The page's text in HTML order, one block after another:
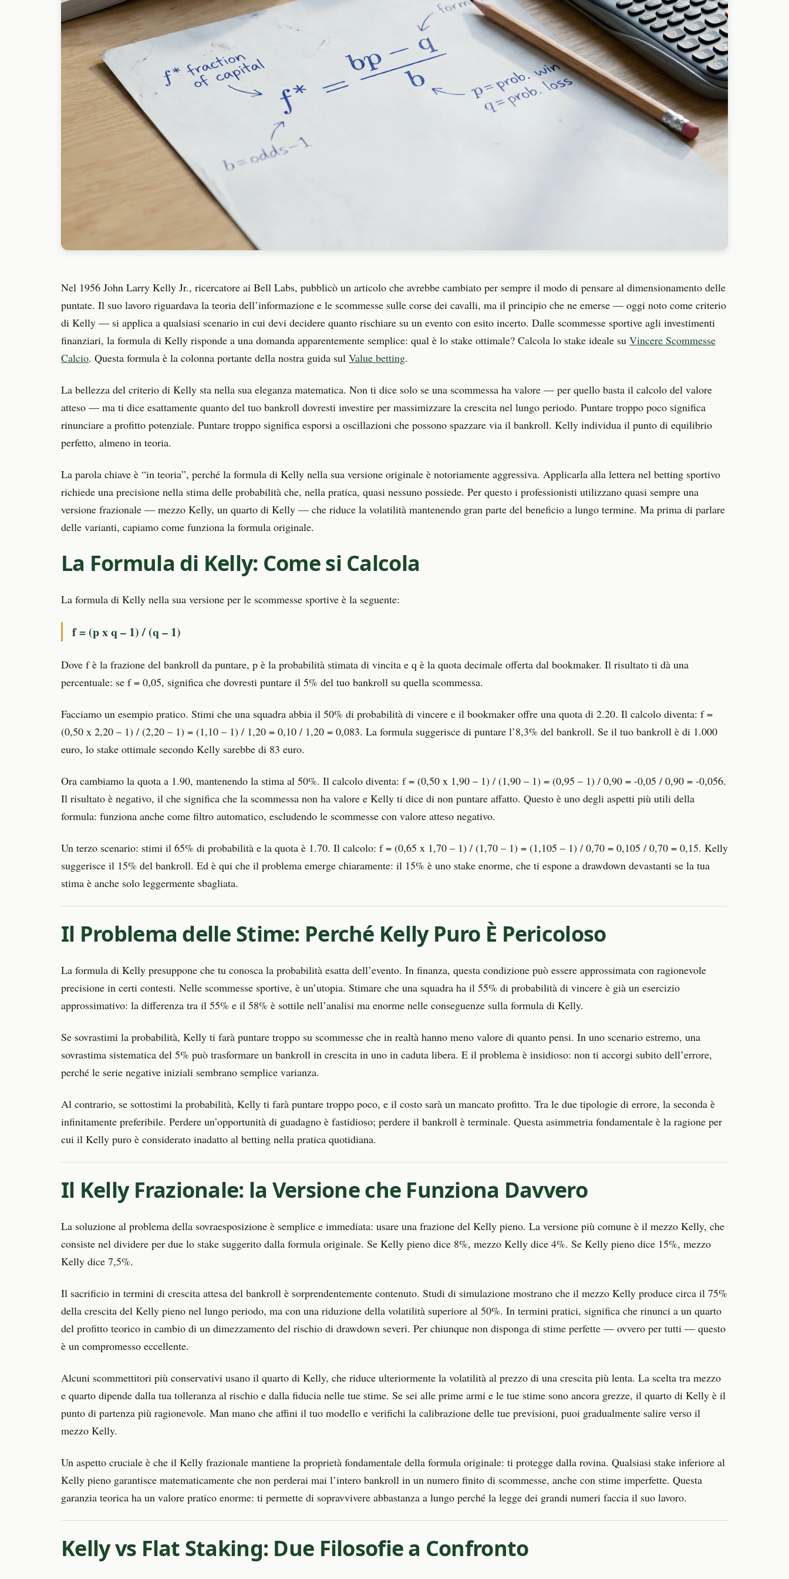
Nel 1956 John Larry Kelly Jr., ricercatore ai Bell Labs, pubblicò un articolo che avrebbe cambiato per sempre il modo di pensare al dimensionamento delle
puntate. Il suo lavoro riguardava la teoria dell’informazione e le scommesse sulle corse dei cavalli, ma il principio che ne emerse — oggi noto come criterio
di Kelly — si applica a qualsiasi scenario in cui devi decidere quanto rischiare su un evento con esito incerto. Dalle scommesse sportive agli investimenti
finanziari, la formula di Kelly risponde a una domanda apparentemente semplice: qual è lo stake ottimale? Calcola lo stake ideale su Vincere Scommesse
Calcio. Questa formula è la colonna portante della nostra guida sul Value betting.
La bellezza del criterio di Kelly sta nella sua eleganza matematica. Non ti dice solo se una scommessa ha valore — per quello basta il calcolo del valore
atteso — ma ti dice esattamente quanto del tuo bankroll dovresti investire per massimizzare la crescita nel lungo periodo. Puntare troppo poco significa
rinunciare a profitto potenziale. Puntare troppo significa esporsi a oscillazioni che possono spazzare via il bankroll. Kelly individua il punto di equilibrio
perfetto, almeno in teoria.
La parola chiave è “in teoria”, perché la formula di Kelly nella sua versione originale è notoriamente aggressiva. Applicarla alla lettera nel betting sportivo
richiede una precisione nella stima delle probabilità che, nella pratica, quasi nessuno possiede. Per questo i professionisti utilizzano quasi sempre una
versione frazionale — mezzo Kelly, un quarto di Kelly — che riduce la volatilità mantenendo gran parte del beneficio a lungo termine. Ma prima di parlare
delle varianti, capiamo come funziona la formula originale.
La Formula di Kelly: Come si Calcola
La formula di Kelly nella sua versione per le scommesse sportive è la seguente:
f = (p x q – 1) / (q – 1)
Dove f è la frazione del bankroll da puntare, p è la probabilità stimata di vincita e q è la quota decimale offerta dal bookmaker. Il risultato ti dà una
percentuale: se f = 0,05, significa che dovresti puntare il 5% del tuo bankroll su quella scommessa.
Facciamo un esempio pratico. Stimi che una squadra abbia il 50% di probabilità di vincere e il bookmaker offre una quota di 2.20. Il calcolo diventa: f =
(0,50 x 2,20 – 1) / (2,20 – 1) = (1,10 – 1) / 1,20 = 0,10 / 1,20 = 0,083. La formula suggerisce di puntare l’8,3% del bankroll. Se il tuo bankroll è di 1.000
euro, lo stake ottimale secondo Kelly sarebbe di 83 euro.
Ora cambiamo la quota a 1.90, mantenendo la stima al 50%. Il calcolo diventa: f = (0,50 x 1,90 – 1) / (1,90 – 1) = (0,95 – 1) / 0,90 = -0,05 / 0,90 = -0,056.
Il risultato è negativo, il che significa che la scommessa non ha valore e Kelly ti dice di non puntare affatto. Questo è uno degli aspetti più utili della
formula: funziona anche come filtro automatico, escludendo le scommesse con valore atteso negativo.
Un terzo scenario: stimi il 65% di probabilità e la quota è 1.70. Il calcolo: f = (0,65 x 1,70 – 1) / (1,70 – 1) = (1,105 – 1) / 0,70 = 0,105 / 0,70 = 0,15. Kelly
suggerisce il 15% del bankroll. Ed è qui che il problema emerge chiaramente: il 15% è uno stake enorme, che ti espone a drawdown devastanti se la tua
stima è anche solo leggermente sbagliata.
Il Problema delle Stime: Perché Kelly Puro È Pericoloso
La formula di Kelly presuppone che tu conosca la probabilità esatta dell’evento. In finanza, questa condizione può essere approssimata con ragionevole
precisione in certi contesti. Nelle scommesse sportive, è un’utopia. Stimare che una squadra ha il 55% di probabilità di vincere è già un esercizio
approssimativo: la differenza tra il 55% e il 58% è sottile nell’analisi ma enorme nelle conseguenze sulla formula di Kelly.
Se sovrastimi la probabilità, Kelly ti farà puntare troppo su scommesse che in realtà hanno meno valore di quanto pensi. In uno scenario estremo, una
sovrastima sistematica del 5% può trasformare un bankroll in crescita in uno in caduta libera. E il problema è insidioso: non ti accorgi subito dell’errore,
perché le serie negative iniziali sembrano semplice varianza.
Al contrario, se sottostimi la probabilità, Kelly ti farà puntare troppo poco, e il costo sarà un mancato profitto. Tra le due tipologie di errore, la seconda è
infinitamente preferibile. Perdere un’opportunità di guadagno è fastidioso; perdere il bankroll è terminale. Questa asimmetria fondamentale è la ragione per
cui il Kelly puro è considerato inadatto al betting nella pratica quotidiana.
Il Kelly Frazionale: la Versione che Funziona Davvero
La soluzione al problema della sovraesposizione è semplice e immediata: usare una frazione del Kelly pieno. La versione più comune è il mezzo Kelly, che
consiste nel dividere per due lo stake suggerito dalla formula originale. Se Kelly pieno dice 8%, mezzo Kelly dice 4%. Se Kelly pieno dice 15%, mezzo
Kelly dice 7,5%.
Il sacrificio in termini di crescita attesa del bankroll è sorprendentemente contenuto. Studi di simulazione mostrano che il mezzo Kelly produce circa il 75%
della crescita del Kelly pieno nel lungo periodo, ma con una riduzione della volatilità superiore al 50%. In termini pratici, significa che rinunci a un quarto
del profitto teorico in cambio di un dimezzamento del rischio di drawdown severi. Per chiunque non disponga di stime perfette — ovvero per tutti — questo
è un compromesso eccellente.
Alcuni scommettitori più conservativi usano il quarto di Kelly, che riduce ulteriormente la volatilità al prezzo di una crescita più lenta. La scelta tra mezzo
e quarto dipende dalla tua tolleranza al rischio e dalla fiducia nelle tue stime. Se sei alle prime armi e le tue stime sono ancora grezze, il quarto di Kelly è il
punto di partenza più ragionevole. Man mano che affini il tuo modello e verifichi la calibrazione delle tue previsioni, puoi gradualmente salire verso il
mezzo Kelly.
Un aspetto cruciale è che il Kelly frazionale mantiene la proprietà fondamentale della formula originale: ti protegge dalla rovina. Qualsiasi stake inferiore al
Kelly pieno garantisce matematicamente che non perderai mai l’intero bankroll in un numero finito di scommesse, anche con stime imperfette. Questa
garanzia teorica ha un valore pratico enorme: ti permette di sopravvivere abbastanza a lungo perché la legge dei grandi numeri faccia il suo lavoro.
Kelly vs Flat Staking: Due Filosofie a Confronto